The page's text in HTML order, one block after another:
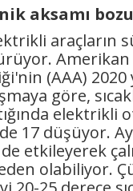
aksamı
araçların
(AAA) 2020
göre,
elektrikli
17 düşüyor.
etkileyerek
olabiliyor.